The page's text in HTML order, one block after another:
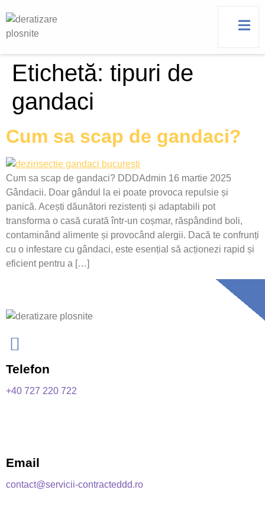
Etichetă: tipuri de
gandaci
Cum sa scap de gandaci?
Cum sa scap de gandaci? DDDAdmin 16 martie 2025
Gândacii. Doar gândul la ei poate provoca repulsie și
panică. Acești dăunători rezistenți și adaptabili pot
transforma o casă curată într-un coșmar, răspândind boli,
contaminând alimente și provocând alergii. Dacă te confrunți
cu o infestare cu gândaci, este esențial să acționezi rapid și
eficient pentru a […]
Telefon
+40 727 220 722
Email
contact@servicii-contracteddd.ro